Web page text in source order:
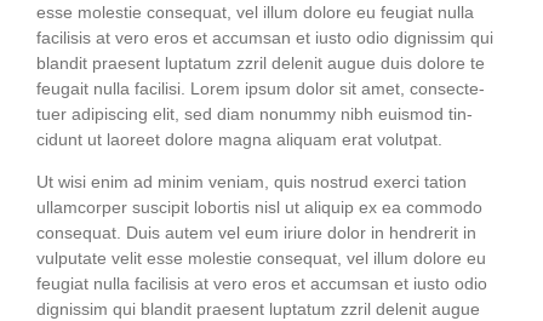
esse moles­tie con­se­quat, vel illum dolo­re eu feu­gi­at nulla
faci­li­sis at vero eros et accum­san et ius­to odio dig­nis­sim qui
blan­dit prae­sent lupt­a­tum zzril dele­nit augue duis dolo­re te
feu­gait nulla faci­li­si. Lorem ipsum dolor sit amet, con­sec­te­
tuer adi­pi­scing elit, sed diam nonum­my nibh euis­mod tin­
cidunt ut lao­reet dolo­re magna ali­quam erat volutpat.
Ut wisi enim ad minim veniam, quis nostrud exer­ci tati­on
ullam­cor­per sus­ci­pit lob­or­tis nisl ut ali­quip ex ea com­mo­do
con­se­quat. Duis autem vel eum iri­ure dolor in hendre­rit in
vul­pu­ta­te velit esse moles­tie con­se­quat, vel illum dolo­re eu
feu­gi­at nulla faci­li­sis at vero eros et accum­san et ius­to odio
dig­nis­sim qui blan­dit prae­sent lupt­a­tum zzril dele­nit augue